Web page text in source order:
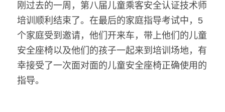
刚过去的一周，第八届儿童乘客安全认证技术师
培训顺利结束了。在最后的家庭指导考试中，5
个家庭受到邀请，他们开来车，带上他们的儿童
安全座椅以及他们的孩子一起来到培训场地，有
幸接受了一次面对面的儿童安全座椅正确使用的
指导。